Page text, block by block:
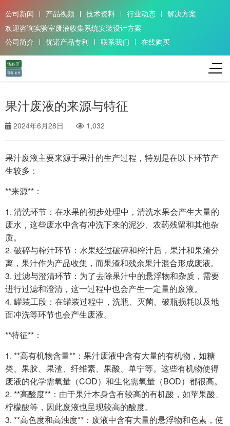
公司新闻 产品视频 技术资料 行业动态
解决方案
欢迎咨询实验室废液收集系统安装设计方案
公司简介
优诺产品专利 联系我们 在线购买
果汁废液的来源与特征
2024年6月28日 1,032
果汁废液主要来源于果汁的生产过程，特别是在以下环节产
生较多：
**来源**：
1. 清洗环节：在水果的初步处理中，清洗水果会产生大量的
废水，这些废水中含有冲洗下来的泥沙、农药残留和其他杂
质。
2. 破碎与榨汁环节：水果经过破碎和榨汁后，果汁和果渣分
离，果汁作为产品收集，而果渣和残余果汁混合形成废液。
3. 过滤与澄清环节：为了去除果汁中的悬浮物和杂质，需要
进行过滤和澄清，这一过程中也会产生一定量的废液。
4. 罐装工段：在罐装过程中，洗瓶、灭菌、破瓶损耗以及地
面冲洗等环节也会产生废液。
**特征**：
1. **高有机物含量**：果汁废液中含有大量的有机物，如糖
类、果胶、果渣、纤维素、果酸、单宁等。这些有机物使得
废液的化学需氧量（COD）和生化需氧量（BOD）都很高。
2. **高酸度**：由于果汁本身含有较高的有机酸，如苹果酸、
柠檬酸等，因此废液也呈现较高的酸度。
3. **高色度和高浊度**：废液中含有大量的悬浮物和色素，使